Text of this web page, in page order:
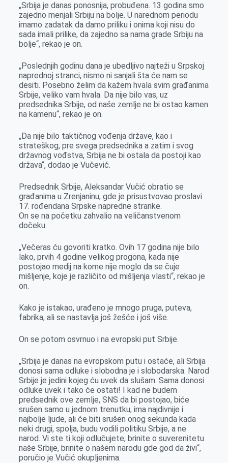
„Srbija je danas ponosnija, probuđena. 13 godina smo
zajedno menjali Srbiju na bolje. U narednom periodu
imamo zadatak da damo priliku i onima koji nisu do
sada imali prilike, da zajedno sa nama grade Srbiju na
bolje“, rekao je on.
„Poslednjih godinu dana je ubedljivo najteži u Srpskoj
naprednoj stranci, nismo ni sanjali šta će nam se
desiti. Posebno želim da kažem hvala svim građanima
Srbije, veliko vam hvala. Da nije bilo vas, uz
predsednika Srbije, od naše zemlje ne bi ostao kamen
na kamenu“, rekao je on.
„Da nije bilo taktičnog vođenja države, kao i
strateškog, pre svega predsednika a zatim i svog
državnog vođstva, Srbija ne bi ostala da postoji kao
država“, dodao je Vučević.
Predsednik Srbije, Aleksandar Vučić obratio se
građanima u Zrenjaninu, gde je prisustvovao proslavi
17. rođendana Srpske napredne stranke.
On se na početku zahvalio na veličanstvenom
dočeku.
„Večeras ću govoriti kratko. Ovih 17 godina nije bilo
lako, prvih 4 godine velikog progona, kada nije
postojao medij na kome nije moglo da se čuje
mišljenje, koje je različito od mišljenja vlasti“, rekao je
on.
Kako je istakao, urađeno je mnogo pruga, puteva,
fabrika, ali se nastavlja još žešće i još više.
On se potom osvrnuo i na evropski put Srbije.
„Srbija je danas na evropskom putu i ostaće, ali Srbija
donosi sama odluke i slobodna je i slobodarska. Narod
Srbije je jedini kojeg ću uvek da slušam. Sama donosi
odluke uvek i tako će ostati! I kad ne budem
predsednik ove zemlje, SNS da bi postojao, biće
srušen samo u jednom trenutku, ima najdivnije i
najbolje ljude, ali će biti srušen onog sekunda kada
neki drugi, spolja, budu vodili politiku Srbije, a ne
narod. Vi ste ti koji odlučujete, brinite o suverenitetu
naše Srbije, brinite o našem narodu gde god da živi“,
poručio je Vučić okupljenima.